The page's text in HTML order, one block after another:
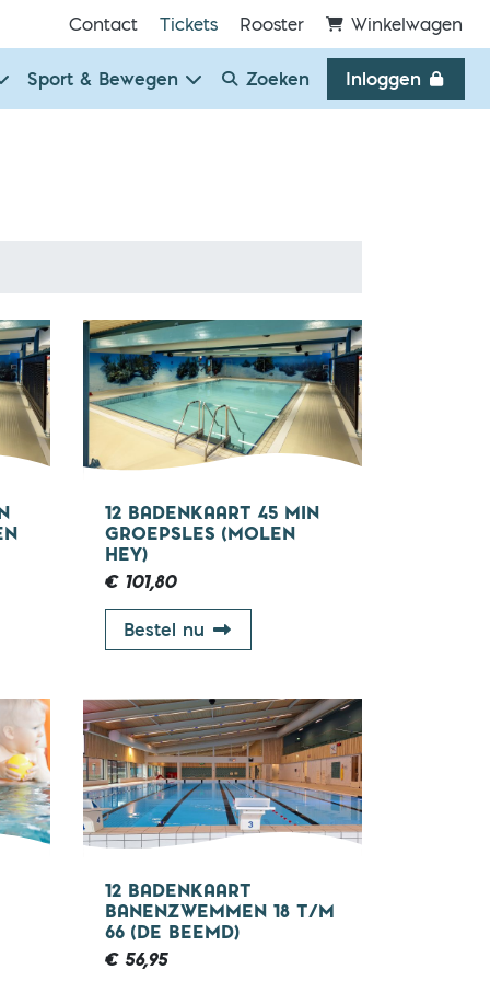
Contact Tickets Rooster Winkelwagen
Sport & Bewegen Zoeken Inloggen
jaar
30 min groepsles 67+ (Molen Hey)
0 - 67 jaar
12 BADENKAART 45 MIN
GROEPSLES (MOLEN
HEY)
€ 101,80
Bestel nu 12 badenkaart 45 min
18 - 67 jaar
12 BADENKAART
BANENZWEMMEN 18 T/M
66 (DE BEEMD)
€ 56,95